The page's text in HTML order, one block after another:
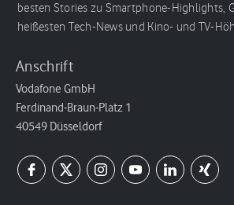
besten Stories zu Smartphone-Highlights,
heißesten Tech-News und Kino- und TV-
Anschrift
Vodafone GmbH
Ferdinand-Braun-Platz 1
40549 Düsseldorf